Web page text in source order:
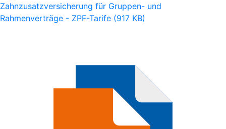
Zahnzusatzversicherung für Gruppen- und
Rahmenverträge - ZPF-Tarife (917 KB)